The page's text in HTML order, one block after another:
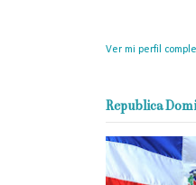
Ver mi perfil
Republica